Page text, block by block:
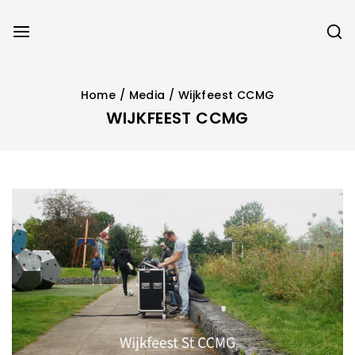
Home / Media / Wijkfeest CCMG
WIJKFEEST CCMG